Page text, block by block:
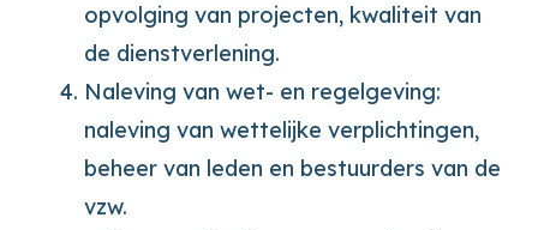
opvolging van projecten, kwaliteit van
de dienstverlening.
Naleving van wet- en regelgeving:
naleving van wettelijke verplichtingen,
beheer van leden en bestuurders van de
vzw.